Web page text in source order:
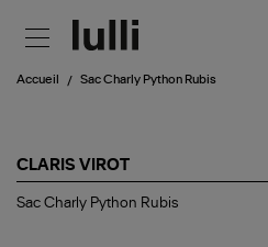
Accueil Sac Charly Python Rubis
CLARIS VIROT
Sac
Sac Charly Python Rubis